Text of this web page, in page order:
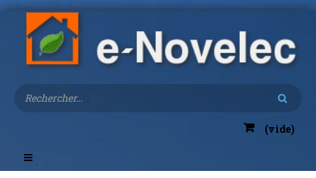
(vide)
Toggle
navigation